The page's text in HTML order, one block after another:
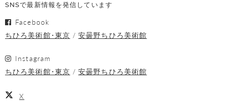
SNSで最新情報を発信しています
Facebook
ちひろ美術館･東京
安曇野ちひろ美術館
Instagram
ちひろ美術館･東京
安曇野ちひろ美術館
X